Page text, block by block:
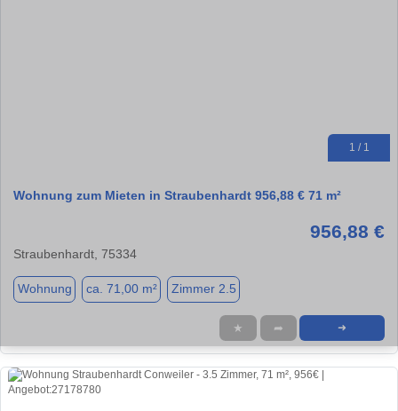
1 / 1
Wohnung zum Mieten in Straubenhardt 956,88 € 71 m²
956,88 €
Straubenhardt, 75334
Wohnung ca. 71,00 m² Zimmer 2.5
★ ➦ ➜